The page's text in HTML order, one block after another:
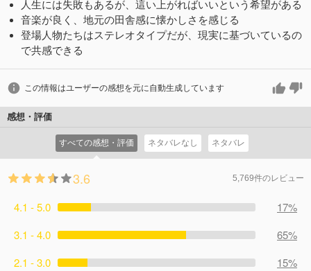
人生には失敗もあるが、這い上がればいいという希望がある
音楽が良く、地元の田舎感に懐かしさを感じる
登場人物たちはステレオタイプだが、現実に基づいているの
で共感できる
この情報はユーザーの感想を元に自動生成しています
感想・評価
すべての感想・評価 ネタバレなし ネタバレ
3.6 5,769件のレビュー
4.1 - 5.0
17%
3.1 - 4.0
65%
2.1 - 3.0
15%